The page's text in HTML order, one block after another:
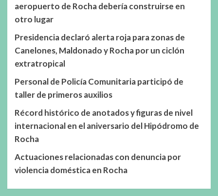
aeropuerto de Rocha debería construirse en
otro lugar
Presidencia declaró alerta roja para zonas de
Canelones, Maldonado y Rocha por un ciclón
extratropical
Personal de Policía Comunitaria participó de
taller de primeros auxilios
Récord histórico de anotados y figuras de nivel
internacional en el aniversario del Hipódromo de
Rocha
Actuaciones relacionadas con denuncia por
violencia doméstica en Rocha